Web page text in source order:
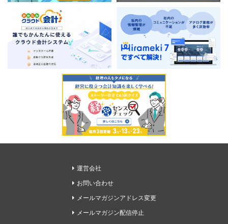
運営会社
お問い合わせ
メールマガジンアドレス変更
メールマガジン配信停止